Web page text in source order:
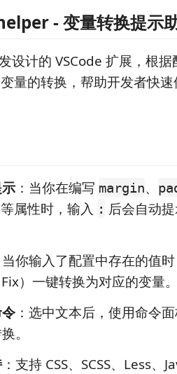
- 变量转换提示
设计的 VSCode 扩展，根
量的转换，帮助开发者快速
：当你在编写 margin、
等属性时，输入 : 后会自动
当你输入了配置中存在的值
）一键转换为对应的变量
：选中文本后，使用命令
。
：支持 CSS、SCSS、Less、